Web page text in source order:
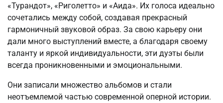
«Турандот», «Риголетто» и «Аида». Их голоса идеально
сочетались между собой, создавая прекрасный
гармоничный звуковой образ. За свою карьеру они
дали много выступлений вместе, а благодаря своему
таланту и яркой индивидуальности, эти дуэты были
всегда проникновенными и эмоциональными.
Они записали множество альбомов и стали
неотъемлемой частью современной оперной истории.